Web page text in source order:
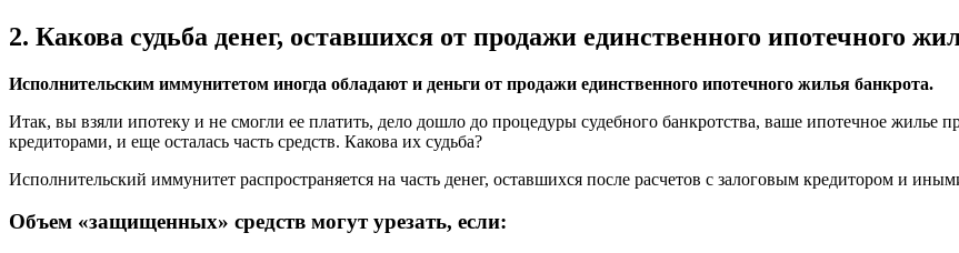
2. Какова судьба денег, оставшихся от продажи единственного ипотечного
Исполнительским иммунитетом иногда обладают и деньги от продажи единственного ипотечного жилья банкрота.
Итак, вы взяли ипотеку и не смогли ее платить, дело дошло до процедуры судебного банкротства, ваше ипотечное жилье
кредиторами, и еще осталась часть средств. Какова их судьба?
Исполнительский иммунитет распространяется на часть денег, оставшихся после расчетов с залоговым кредитором и
Объем «защищенных» средств могут урезать, если: